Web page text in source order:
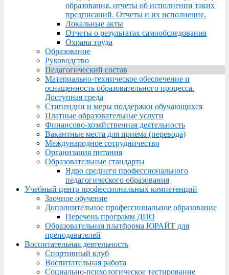
образования, отчеты об исполнении таких
предписаний. Отчеты и их исполнение.
Локальные акты
Отчеты о результатах самообследования
Охрана труда
Образование
Руководство
Педагогический состав
Материально-техническое обеспечение и
оснащенность образовательного процесса.
Доступная среда
Стипендии и меры поддержки обучающихся
Платные образовательные услуги
Финансово-хозяйственная деятельность
Вакантные места для приема (перевода)
Международное сотрудничество
Организация питания
Образовательные стандарты
Ядро среднего профессионального
педагогического образования
Учебный центр профессиональных компетенций
Заочное обучение
Дополнительное профессиональное образование
Перечень программ ДПО
Образовательная платформа ЮРАЙТ для
преподавателей
Воспитательная деятельность
Спортивный клуб
Воспитательная работа
Социально-психологическое тестирование